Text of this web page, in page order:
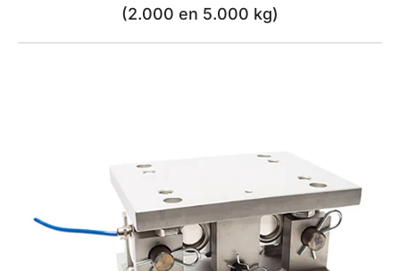
(2.000 en 5.000 kg)